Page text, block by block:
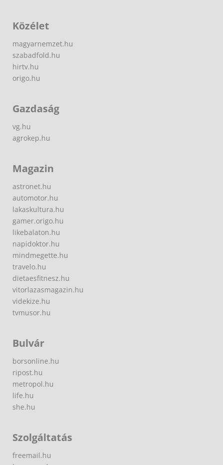
Közélet
magyarnemzet.hu
szabadfold.hu
hirtv.hu
origo.hu
Gazdaság
vg.hu
agrokep.hu
Magazin
astronet.hu
automotor.hu
lakaskultura.hu
gamer.origo.hu
likebalaton.hu
napidoktor.hu
mindmegette.hu
travelo.hu
dietaesfitnesz.hu
vitorlazasmagazin.hu
videkize.hu
tvmusor.hu
Bulvár
borsonline.hu
ripost.hu
metropol.hu
life.hu
she.hu
Szolgáltatás
freemail.hu